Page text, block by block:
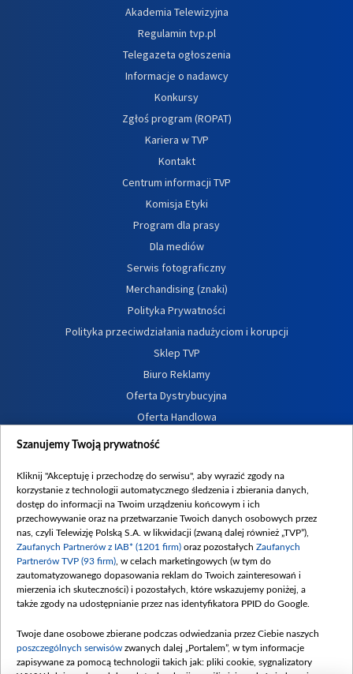
Akademia Telewizyjna
Regulamin tvp.pl
Telegazeta ogłoszenia
Informacje o nadawcy
Konkursy
Zgłoś program (ROPAT)
Kariera w TVP
Kontakt
Centrum informacji TVP
Komisja Etyki
Program dla prasy
Dla mediów
Serwis fotograficzny
Merchandising (znaki)
Polityka Prywatności
Polityka przeciwdziałania nadużyciom i korupcji
Sklep TVP
Biuro Reklamy
Oferta Dystrybucyjna
Oferta Handlowa
Dostępność
Procedura zgłoszeń wewnętrznych
Szanujemy Twoją prywatność
Kliknij "Akceptuję i przechodzę do serwisu", aby wyrazić zgody na
korzystanie z technologii automatycznego śledzenia i zbierania danych,
dostęp do informacji na Twoim urządzeniu końcowym i ich
przechowywanie oraz na przetwarzanie Twoich danych osobowych przez
nas, czyli Telewizję Polską S.A. w likwidacji (zwaną dalej również „TVP”),
Zaufanych Partnerów z IAB* (1201 firm) oraz pozostałych Zaufanych
Partnerów TVP (93 firm) , w celach marketingowych (w tym do
zautomatyzowanego dopasowania reklam do Twoich zainteresowań i
mierzenia ich skuteczności) i pozostałych, które wskazujemy poniżej, a
także zgody na udostępnianie przez nas identyfikatora PPID do Google.
Twoje dane osobowe zbierane podczas odwiedzania przez Ciebie naszych
poszczególnych serwisów zwanych dalej „Portalem”, w tym informacje
zapisywane za pomocą technologii takich jak: pliki cookie, sygnalizatory